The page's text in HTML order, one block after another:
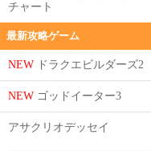
チャート
最新攻略ゲーム
NEW ドラクエビルダーズ2
NEW ゴッドイーター3
アサクリオデッセイ